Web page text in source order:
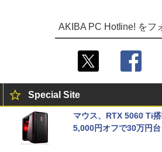
AKIBA PC Hotline! をフ
Special Site
マウス、RTX 5060 Ti
5,000円オフで30万円台